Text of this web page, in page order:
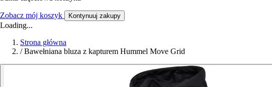
Zobacz mój koszyk Kontynuuj zakupy
Loading...
Strona główna
/ Bawełniana bluza z kapturem Hummel Move Grid